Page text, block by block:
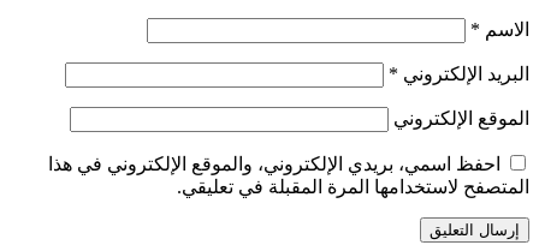
الاسم *
البريد الإلكتروني *
الموقع الإلكتروني
احفظ اسمي، بريدي الإلكتروني، والموقع الإلكتروني في هذا
المتصفح لاستخدامها المرة المقبلة في تعليقي.